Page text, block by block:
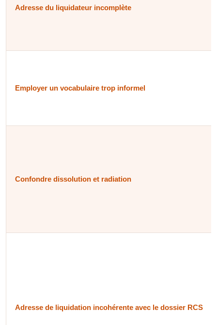
Adresse du liquidateur incomplète
Employer un vocabulaire trop informel
Confondre dissolution et radiation
Adresse de liquidation incohérente avec le dossier RCS